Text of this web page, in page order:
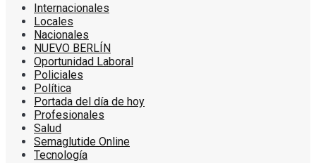
Internacionales
Locales
Nacionales
NUEVO BERLÍN
Oportunidad Laboral
Policiales
Política
Portada del día de hoy
Profesionales
Salud
Semaglutide Online
Tecnología